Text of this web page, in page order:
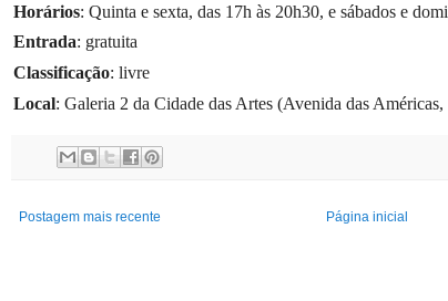
Horários: Quinta e sexta, das 17h às 20h30, e sábados e
Entrada: gratuita
Classificação: livre
Local: Galeria 2 da Cidade das Artes (Avenida das
Postagem mais recente Página inicial